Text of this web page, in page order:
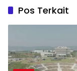
Pos Terkait